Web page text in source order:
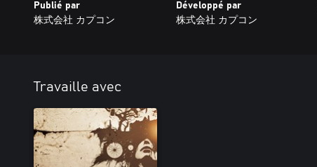
Publié par
株式会社 カプコン
Développé par
株式会社 カプコン
Travaille avec